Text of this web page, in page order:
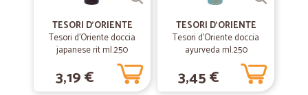
Davvero ineccepibili
Davvero ineccepibili. Piccolo imprevisto durante la consegna, risolto
immediatamente attraverso l’assistenza. Prodotti organizzati in
maniera maniacale all’interno delle scatole.
TESORI D'ORIENTE
Tesori d'Oriente doccia
japanese rit ml.250
3,19 €
TESORI D'ORIENTE
Tesori d'Oriente doccia
ayurveda ml.250
3,45 €